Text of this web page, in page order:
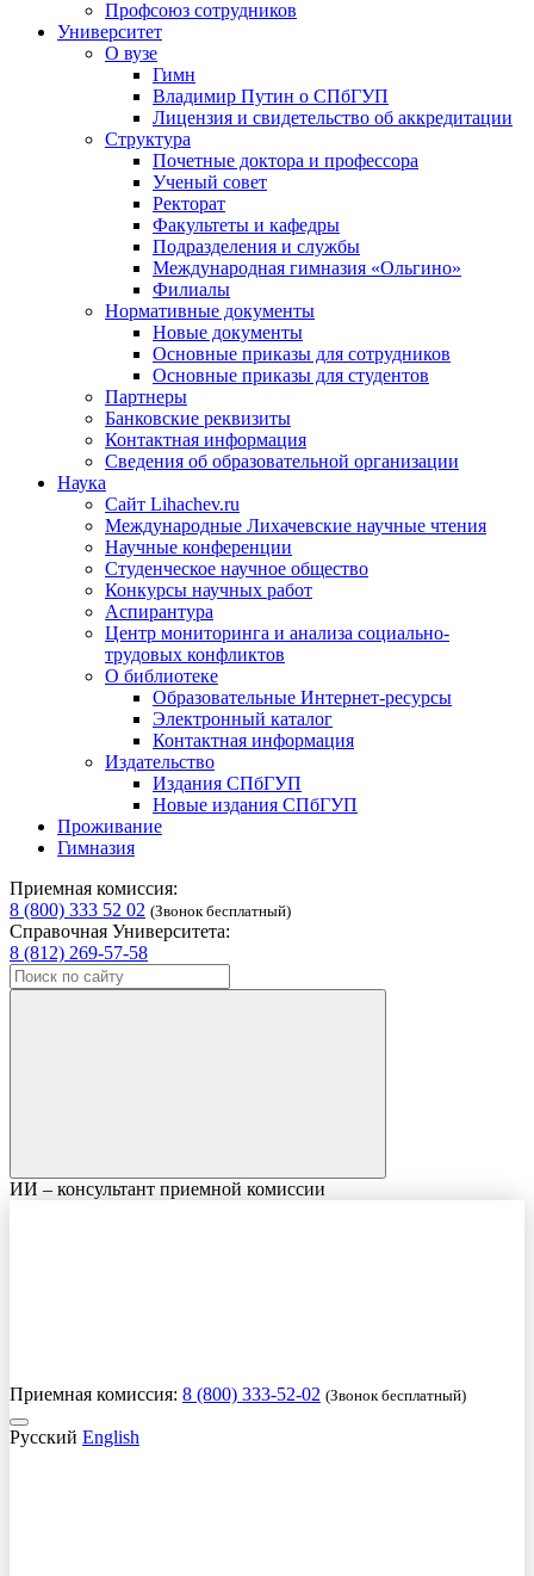
Профсоюз сотрудников
Университет
О вузе
Гимн
Владимир Путин о СПбГУП
Лицензия и свидетельство об аккредитации
Структура
Почетные доктора и профессора
Ученый совет
Ректорат
Факультеты и кафедры
Подразделения и службы
Международная гимназия «Ольгино»
Филиалы
Нормативные документы
Новые документы
Основные приказы для сотрудников
Основные приказы для студентов
Партнеры
Банковские реквизиты
Контактная информация
Сведения об образовательной организации
Наука
Сайт Lihachev.ru
Международные Лихачевские научные чтения
Научные конференции
Студенческое научное общество
Конкурсы научных работ
Аспирантура
Центр мониторинга и анализа социально-
трудовых конфликтов
О библиотеке
Образовательные Интернет-ресурсы
Электронный каталог
Контактная информация
Издательство
Издания СПбГУП
Новые издания СПбГУП
Проживание
Гимназия
Приемная комиссия:
8 (800) 333 52 02 (Звонок бесплатный)
Справочная Университета:
8 (812) 269-57-58
ИИ – консультант приемной комиссии
Приемная комиссия: 8 (800) 333-52-02 (Звонок бесплатный)
Русский English